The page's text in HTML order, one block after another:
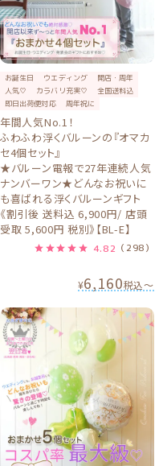
お誕生日 ウエディング
開店・周年
人気♡
カラバリ充実♡
全国送料込
即日出荷便対応
周年祝に
年間人気No.1！
ふわふわ浮くバルーンの『オマカ
セ4個セット』
★バルーン電報で27年連続人気
ナンバーワン★どんなお祝いに
も喜ばれる浮くバルーンギフト
《割引後 送料込 6,900円/ 店頭
受取 5,600円 税別》【BL-E】
4.82 （298）
¥6,160税込〜